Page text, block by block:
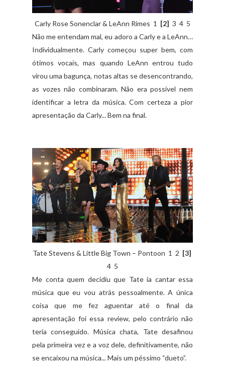
Carly Rose Sonenclar & LeAnn Rimes 1 [2] 3 4 5
Não me entendam mal, eu adoro a Carly e a LeAnn…
Individualmente. Carly começou super bem, com
ótimos vocais, mas quando LeAnn entrou tudo
virou uma bagunça, notas altas se desencontrando,
as vozes não combinaram. Não era possível nem
identificar a letra da música. Com certeza a pior
apresentação da Carly... Bem na final.
Tate Stevens & Little Big Town – Pontoon 1 2 [3]
4 5
Me conta quem decidiu que Tate ia cantar essa
música que eu vou atrás pessoalmente. A única
coisa que me fez aguentar até o final da
apresentação foi essa review, pelo contrário não
teria conseguido. Música chata, Tate desafinou
pela primeira vez e a voz dele, definitivamente, não
se encaixou na música...Mais um péssimo “dueto”.